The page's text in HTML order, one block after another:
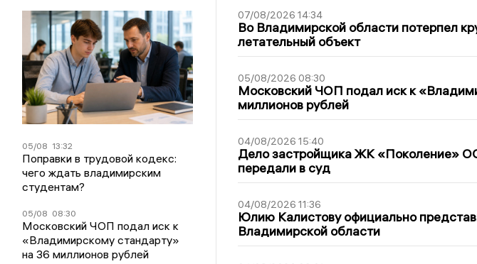
05/08 13:32
Поправки в трудовой кодекс:
чего ждать владимирским
студентам?
05/08 08:30
Московский ЧОП подал иск к
«Владимирскому стандарту»
на 36 миллионов рублей
07/08/2026 14:34
Во Владимирской области потерпел
летательный объект
05/08/2026 08:30
Московский ЧОП подал иск к
миллионов рублей
04/08/2026 15:40
Дело застройщика ЖК «Поколение»
передали в суд
04/08/2026 11:36
Юлию Калистову официально
Владимирской области